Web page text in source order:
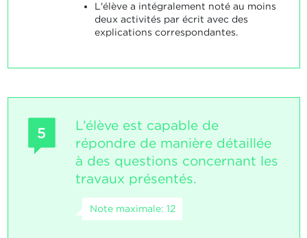
L'élève a intégralement noté au moins
deux activités par écrit avec des
explications correspondantes.
5
L’élève est capable de
répondre de manière détaillée
à des questions concernant les
travaux présentés.
Note maximale: 12